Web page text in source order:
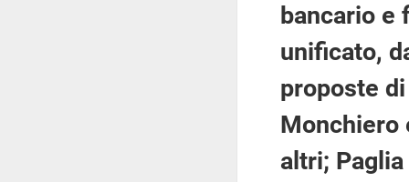
bancario e
unificato,
proposte
Monchiero
altri;